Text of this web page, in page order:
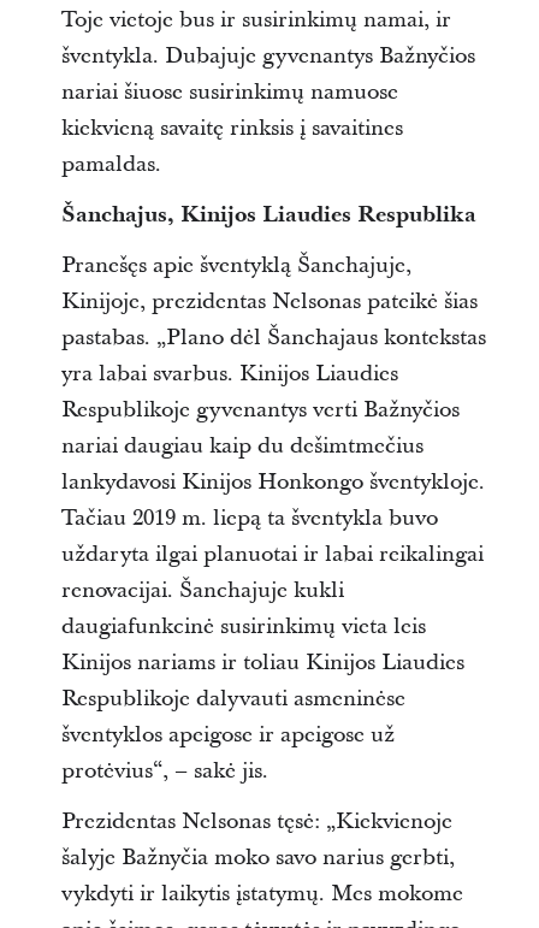
Toje vietoje bus ir susirinkimų namai, ir
šventykla. Dubajuje gyvenantys Bažnyčios
nariai šiuose susirinkimų namuose
kiekvieną savaitę rinksis į savaitines
pamaldas.
Šanchajus, Kinijos Liaudies Respublika
Pranešęs apie šventyklą Šanchajuje,
Kinijoje, prezidentas Nelsonas pateikė šias
pastabas. „Plano dėl Šanchajaus kontekstas
yra labai svarbus. Kinijos Liaudies
Respublikoje gyvenantys verti Bažnyčios
nariai daugiau kaip du dešimtmečius
lankydavosi Kinijos Honkongo šventykloje.
Tačiau 2019 m. liepą ta šventykla buvo
uždaryta ilgai planuotai ir labai reikalingai
renovacijai. Šanchajuje kukli
daugiafunkcinė susirinkimų vieta leis
Kinijos nariams ir toliau Kinijos Liaudies
Respublikoje dalyvauti asmeninėse
šventyklos apeigose ir apeigose už
protėvius“, – sakė jis.
Prezidentas Nelsonas tęsė: „Kiekvienoje
šalyje Bažnyčia moko savo narius gerbti,
vykdyti ir laikytis įstatymų. Mes mokome